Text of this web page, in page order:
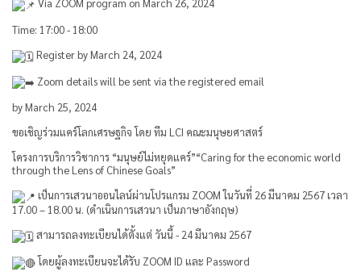
Via ZOOM program on March 26, 2024
Time: 17:00 - 18:00
Register by March 24, 2024
Zoom details will be sent via the registered email
by March 25, 2024
ขอเชิญร่วมแคร์โลกเศรษฐกิจ โดย ทีม LCI คณะมนุษยศาสตร์
โครงการบริการวิชาการ “มนุษย์ไม่หยุดแคร์”“Caring for the economic world
through the Lens of Chinese Goals”
เป็นการเสวนาออนไลน์ผ่านโปรแกรม ZOOM ในวันที่ 26 มีนาคม 2567 เวลา
17.00 – 18.00 น. (ดำเนินการเสวนา เป็นภาษาอังกฤษ)
สามารถลงทะเบียนได้ตั้งแต่ วันนี้ - 24 มีนาคม 2567
โดยผู้ลงทะเบียนจะได้รับ ZOOM ID และ Password